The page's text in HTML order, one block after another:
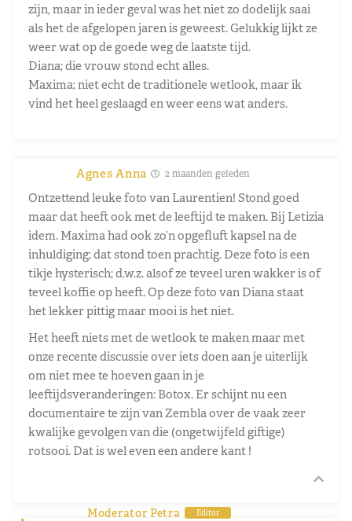
zijn, maar in ieder geval was het niet zo dodelijk saai
als het de afgelopen jaren is geweest. Gelukkig lijkt ze
weer wat op de goede weg de laatste tijd.
Diana; die vrouw stond echt alles.
Maxima; niet echt de traditionele wetlook, maar ik
vind het heel geslaagd en weer eens wat anders.
Agnes Anna 2 maanden geleden
Ontzettend leuke foto van Laurentien! Stond goed
maar dat heeft ook met de leeftijd te maken. Bij Letizia
idem. Maxima had ook zo’n opgefluft kapsel na de
inhuldiging; dat stond toen prachtig. Deze foto is een
tikje hysterisch; d.w.z. alsof ze teveel uren wakker is of
teveel koffie op heeft. Op deze foto van Diana staat
het lekker pittig maar mooi is het niet.
Het heeft niets met de wetlook te maken maar met
onze recente discussie over iets doen aan je uiterlijk
om niet mee te hoeven gaan in je
leeftijdsveranderingen: Botox. Er schijnt nu een
documentaire te zijn van Zembla over de vaak zeer
kwalijke gevolgen van die (ongetwijfeld giftige)
rotsooi. Dat is wel even een andere kant !
Moderator Petra Editor